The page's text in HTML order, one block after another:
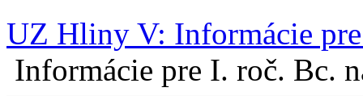
UZ Hliny V: Informácie
Informácie pre I. roč. Bc.